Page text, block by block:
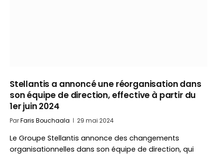
Stellantis a annoncé une réorganisation dans
son équipe de direction, effective à partir du
1er juin 2024
ParFaris Bouchaala 29 mai 2024
Le Groupe Stellantis annonce des changements
organisationnelles dans son équipe de direction, qui